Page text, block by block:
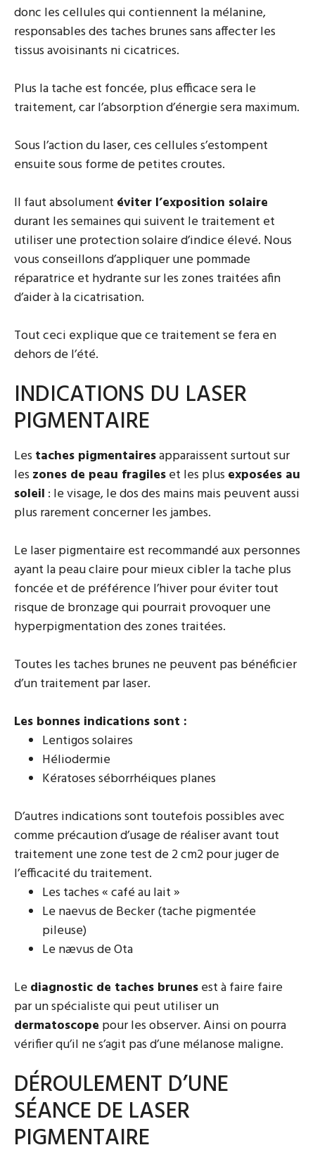
donc les cellules qui contiennent la mélanine,
responsables des taches brunes sans affecter les
tissus avoisinants ni cicatrices.
Plus la tache est foncée, plus efficace sera le
traitement, car l’absorption d’énergie sera maximum.
Sous l’action du laser, ces cellules s’estompent
ensuite sous forme de petites croutes.
Il faut absolument éviter l’exposition solaire
durant les semaines qui suivent le traitement et
utiliser une protection solaire d’indice élevé. Nous
vous conseillons d’appliquer une pommade
réparatrice et hydrante sur les zones traitées afin
d’aider à la cicatrisation.
Tout ceci explique que ce traitement se fera en
dehors de l’été.
INDICATIONS DU LASER
PIGMENTAIRE
Les taches pigmentairesapparaissent surtout sur
les zones de peau fragileset les plus exposées au
soleil : le visage, le dos des mains mais peuvent aussi
plus rarement concerner les jambes.
Le laser pigmentaire est recommandé aux personnes
ayant la peau claire pour mieux cibler la tache plus
foncée et de préférence l’hiver pour éviter tout
risque de bronzage qui pourrait provoquer une
hyperpigmentation des zones traitées.
Toutes les taches brunes ne peuvent pas bénéficier
d’un traitement par laser.
Les bonnes indications sont :
Lentigos solaires
Héliodermie
Kératoses séborrhéiques planes
D’autres indications sont toutefois possibles avec
comme précaution d’usage de réaliser avant tout
traitement une zone test de 2 cm2 pour juger de
l’efficacité du traitement.
Les taches « café au lait »
Le naevus de Becker (tache pigmentée
pileuse)
Le nævus de Ota
Lediagnostic de taches brunesest à faire faire
par un spécialiste qui peut utiliser un
dermatoscope pour les observer. Ainsi on pourra
vérifier qu’il ne s’agit pas d’une mélanose maligne.
DÉROULEMENT D’UNE
SÉANCE DE LASER
PIGMENTAIRE